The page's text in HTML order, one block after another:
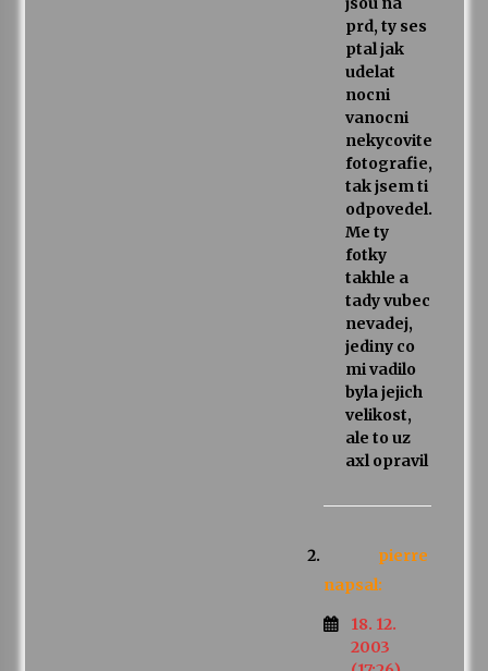
prd, ty ses
ptal jak
udelat
nocni
vanocni
nekycovite
fotografie,
tak jsem ti
odpovedel.
Me ty
fotky
takhle a
tady vubec
nevadej,
jediny co
mi vadilo
byla jejich
velikost,
ale to uz
axl opravil
pierre
napsal:
18. 12.
2003